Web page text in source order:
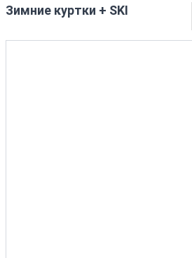
Зимние куртки + SKI